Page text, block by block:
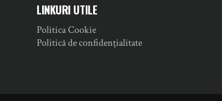
LINKURI UTILE
Politica Cookie
Politică de confidențialitate